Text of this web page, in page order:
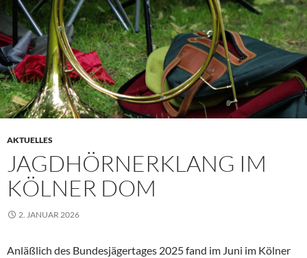
AKTUELLES
JAGDHÖRNERKLANG IM
KÖLNER DOM
2. JANUAR 2026
Anläßlich des Bundesjägertages 2025 fand im Juni im Kölner